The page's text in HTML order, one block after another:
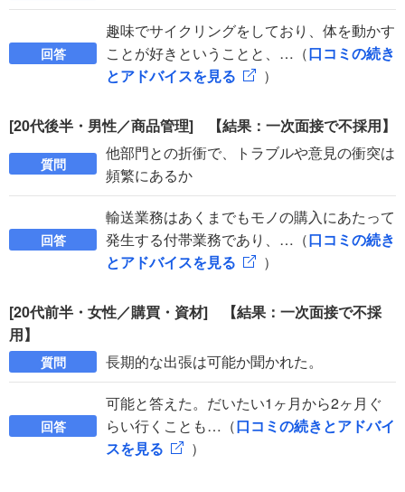
回答
趣味でサイクリングをしており、体を動かす
ことが好きということと、…（口コミの続き
とアドバイスを見る
）
[20代後半・男性／商品管理] 【結果：一次面接で不採用】
質問
他部門との折衝で、トラブルや意見の衝突は
頻繁にあるか
回答
輸送業務はあくまでもモノの購入にあたって
発生する付帯業務であり、…（口コミの続き
とアドバイスを見る
）
[20代前半・女性／購買・資材] 【結果：一次面接で不採
用】
質問 長期的な出張は可能か聞かれた。
回答
可能と答えた。だいたい1ヶ月から2ヶ月ぐ
らい行くことも…（口コミの続きとアドバイ
スを見る
）